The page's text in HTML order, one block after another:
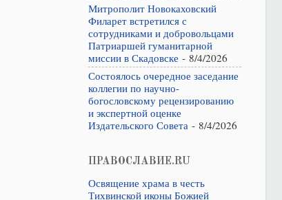
Митрополит Новокаховский
Филарет встретился с
сотрудниками и добровольцами
Патриаршей гуманитарной
миссии в Скадовске - 8/4/2026
Состоялось очередное заседание
коллегии по научно-
богословскому рецензированию
и экспертной оценке
Издательского Совета- 8/4/2026
ПРАВОСЛАВИЕ.RU
Освящение храма в честь
Тихвинской иконы Божией